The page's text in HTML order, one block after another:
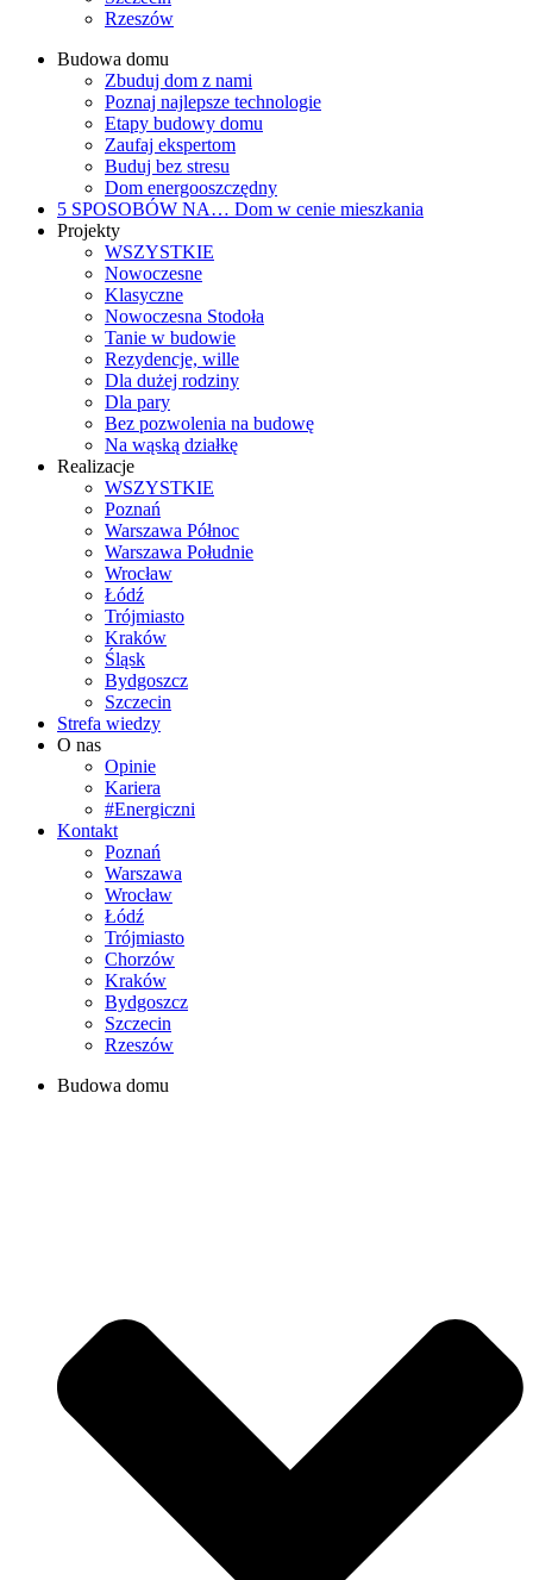
Rzeszów
Budowa domu
Zbuduj dom z nami
Poznaj najlepsze technologie
Etapy budowy domu
Zaufaj ekspertom
Buduj bez stresu
Dom energooszczędny
5 SPOSOBÓW NA… Dom w cenie mieszkania
Projekty
WSZYSTKIE
Nowoczesne
Klasyczne
Nowoczesna Stodoła
Tanie w budowie
Rezydencje, wille
Dla dużej rodziny
Dla pary
Bez pozwolenia na budowę
Na wąską działkę
Realizacje
WSZYSTKIE
Poznań
Warszawa Północ
Warszawa Południe
Wrocław
Łódź
Trójmiasto
Kraków
Śląsk
Bydgoszcz
Szczecin
Strefa wiedzy
O nas
Opinie
Kariera
#Energiczni
Kontakt
Poznań
Warszawa
Wrocław
Łódź
Trójmiasto
Chorzów
Kraków
Bydgoszcz
Szczecin
Rzeszów
Budowa domu